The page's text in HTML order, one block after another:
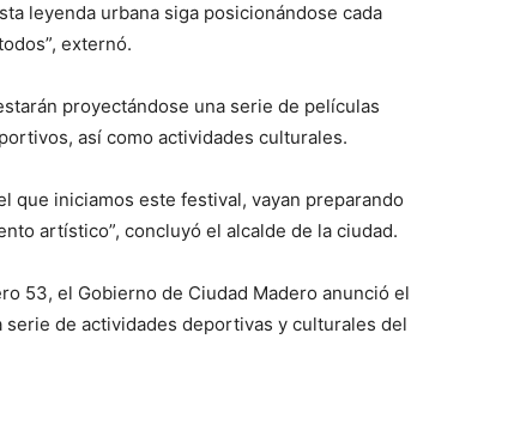
leyenda urbana siga posicionándose cada
externó.
proyectándose una serie de películas
así como actividades culturales.
que iniciamos este festival, vayan preparando
artístico”, concluyó el alcalde de la ciudad.
53, el Gobierno de Ciudad Madero anunció el
serie de actividades deportivas y culturales del